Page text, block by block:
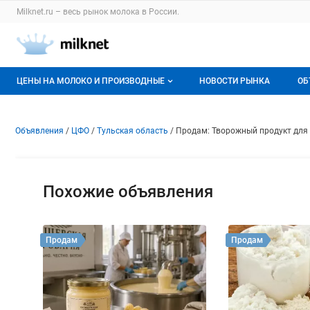
Раздел навигации по сайту milknet.ru
Milknet.ru – весь рынок молока в России.
Авторизация и меню пользователя
Навигация по разделам сайта milknet.ru
ЦЕНЫ НА МОЛОКО И ПРОИЗВОДНЫЕ
Динамика цен
Отзывы
НОВОСТИ РЫНКА
Объявление: Продам:
Информация о объявлении
Навигация и управление
Объявления ЦФО Тульская область Продам: Творожный продукт
Похожие объявления
Продам Продам